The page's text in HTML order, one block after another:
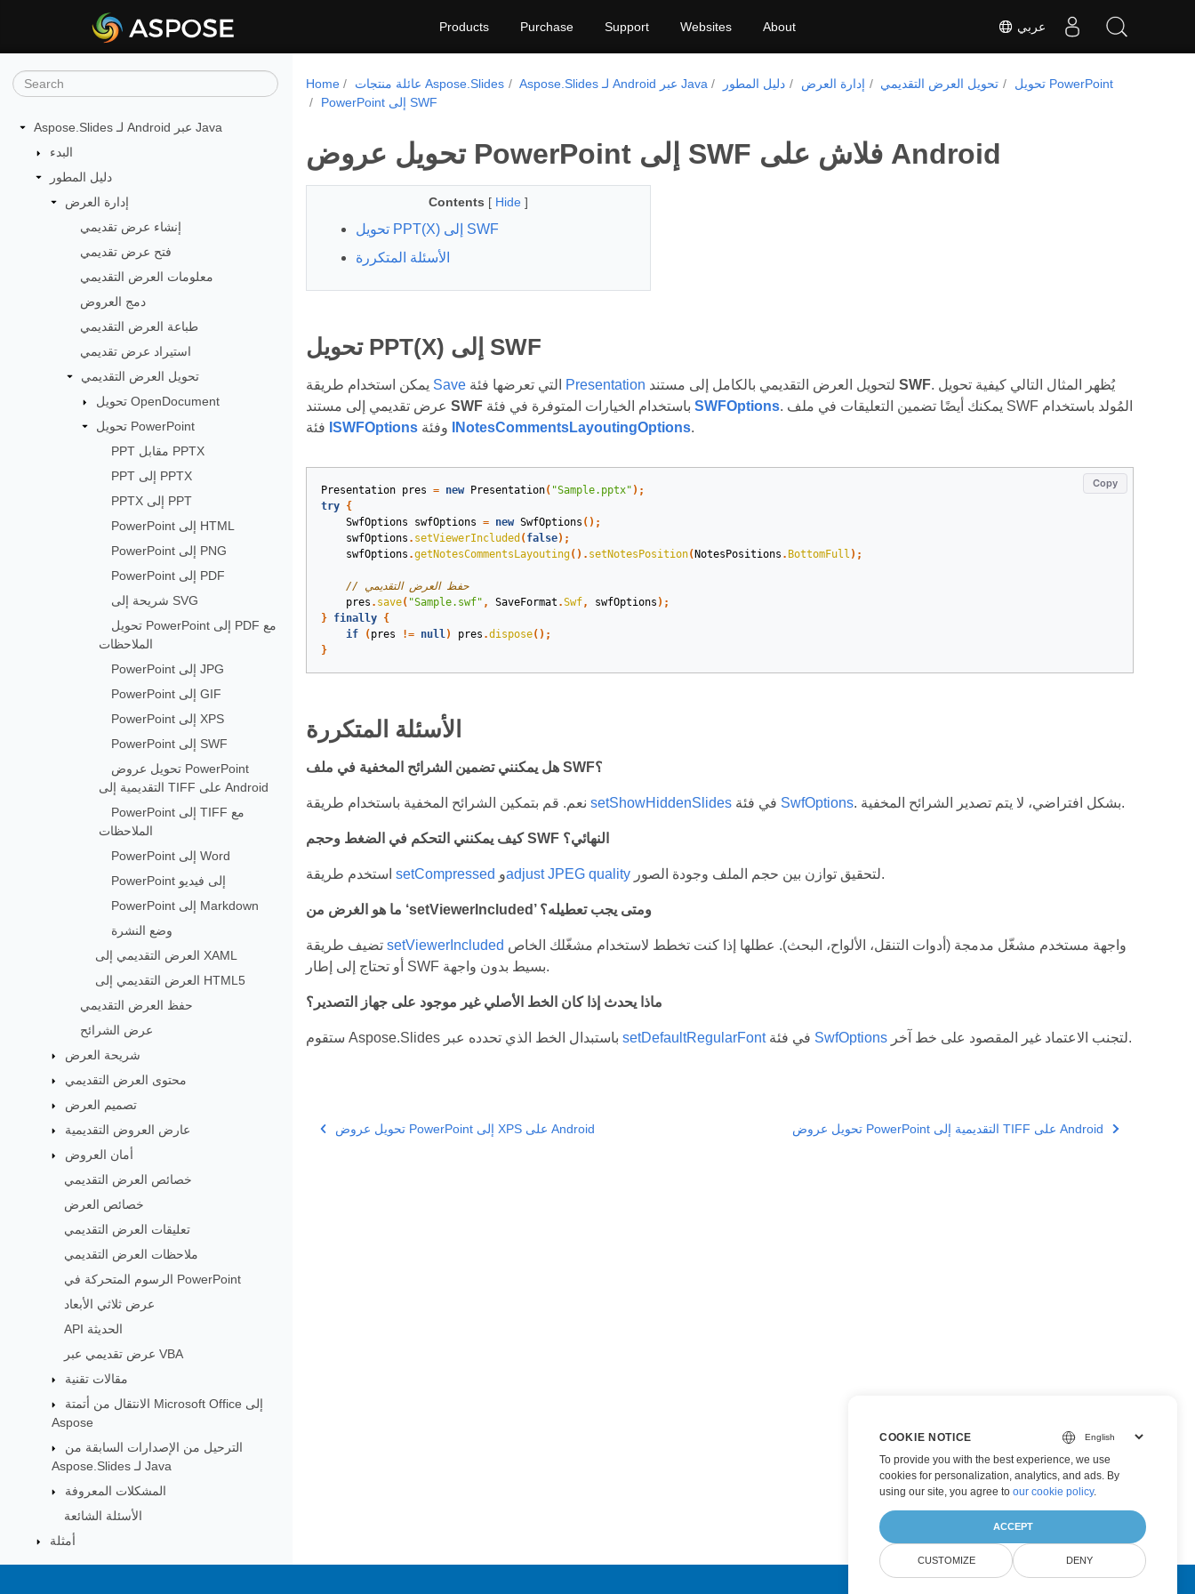
عربي Products Purchase Support Websites About
Aspose.Slides لـ Android عبر Java
البدء
دليل المطور
إدارة العرض
إنشاء عرض تقديمي
فتح عرض تقديمي
معلومات العرض التقديمي
دمج العروض
طباعة العرض التقديمي
استيراد عرض تقديمي
تحويل العرض التقديمي
تحويل OpenDocument
تحويل PowerPoint
PPT مقابل PPTX
PPT إلى PPTX
PPTX إلى PPT
PowerPoint إلى HTML
PowerPoint إلى PNG
PowerPoint إلى PDF
شريحة إلى SVG
تحويل PowerPoint إلى PDF مع
الملاحظات
PowerPoint إلى JPG
PowerPoint إلى GIF
PowerPoint إلى XPS
PowerPoint إلى SWF
تحويل عروض PowerPoint
التقديمية إلى TIFF على Android
PowerPoint إلى TIFF مع
الملاحظات
PowerPoint إلى Word
PowerPoint إلى فيديو
PowerPoint إلى Markdown
وضع النشرة
العرض التقديمي إلى XAML
العرض التقديمي إلى HTML5
حفظ العرض التقديمي
عرض الشرائح
شريحة العرض
محتوى العرض التقديمي
تصميم العرض
عارض العروض التقديمية
أمان العروض
خصائص العرض التقديمي
خصائص العرض
تعليقات العرض التقديمي
ملاحظات العرض التقديمي
الرسوم المتحركة في PowerPoint
عرض ثلاثي الأبعاد
API الحديثة
عرض تقديمي عبر VBA
مقالات تقنية
الانتقال من أتمتة Microsoft Office إلى
Aspose
الترحيل من الإصدارات السابقة من
Aspose.Slides لـ Java
المشكلات المعروفة
الأسئلة الشائعة
أمثلة
Home عائلة منتجات Aspose.Slides Aspose.Slides لـ Android عبر Java دليل المطور إدارة العرض تحويل العرض التقديمي
تحويل PowerPoint
PowerPoint إلى SWF
تحويل عروض PowerPoint إلى SWF فلاش على Android
Contents [ Hide ]
تحويل PPT(X) إلى SWF
الأسئلة المتكررة
تحويل PPT(X) إلى SWF
Save Presentation SWF. يُظهر المثال التالي كيفية تحويل
SWF SWFOptions. يمكنك أيضًا تضمين التعليقات في ملف SWF المُولد باستخدام
ISWFOptions INotesCommentsLayoutingOptions.
Copy
Presentation pres = new Presentation( "Sample.pptx" );
try
{
SwfOptions
swfOptions = new SwfOptions ();
swfOptions . setViewerIncluded ( false);
swfOptions .getNotesCommentsLayouting(). setNotesPosition( NotesPositions . BottomFull );
// حفظ العرض التقديمي
pres . save( "Sample.swf" , SaveFormat .Swf, swfOptions );
}
finally
{
if
( pres != null) pres .dispose();
}
الأسئلة المتكررة
هل يمكنني تضمين الشرائح المخفية في ملف SWF؟
setShowHiddenSlides SwfOptions . بشكل افتراضي، لا يتم تصدير الشرائح المخفية.
كيف يمكنني التحكم في الضغط وحجم SWF النهائي؟
setCompressed وadjust JPEG quality لتحقيق توازن بين حجم الملف وجودة الصور.
ما هو الغرض من ‘setViewerIncluded’ ومتى يجب تعطيله؟
تضيف طريقة setViewerIncluded
أو تحتاج إلى إطار SWF بسيط بدون واجهة.
ماذا يحدث إذا كان الخط الأصلي غير موجود على جهاز التصدير؟
setDefaultRegularFont SwfOptions لتجنب الاعتماد غير المقصود على خط آخر.
تحويل عروض PowerPoint إلى XPS على Android تحويل عروض PowerPoint التقديمية إلى TIFF على Android
COOKIE NOTICE
To provide you with the best experience, we use
cookies for personalization, analytics, and ads. By
using our site, you agree to our cookie policy.
ACCEPT
CUSTOMIZE DENY